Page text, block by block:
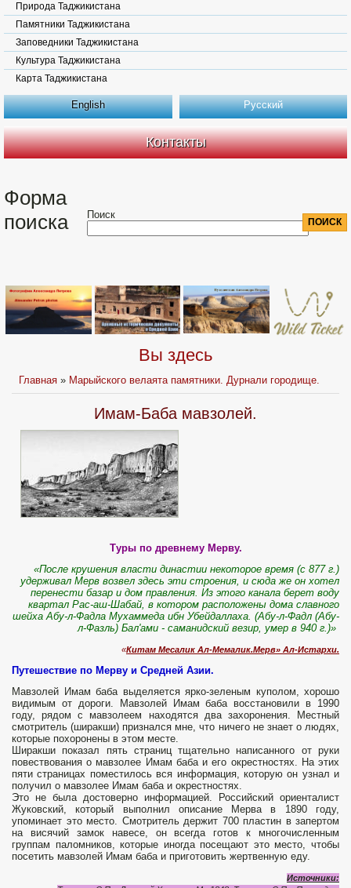
Природа Таджикистана
Памятники Таджикистана
Заповедники Таджикистана
Культура Таджикистана
Карта Таджикистана
English Русский
Контакты
Форма
поиска
Поиск
Вы здесь
Главная » Марыйского велаята памятники. Дурнали городище.
Имам-Баба мавзолей.
Туры по древнему Мерву.
«После крушения власти династии некоторое время (с 877 г.)
удерживал Мерв возвел здесь эти строения, и сюда же он хотел
перенести базар и дом правления. Из этого канала берет воду
квартал Рас-аш-Шабай, в котором расположены дома славного
шейха Абу-л-Фадла Мухаммеда ибн Убейдаллаха. (Абу-л-Фадл (Абу-
л-Фазль) Бал'ами - саманидский везир, умер в 940 г.)»
«Китам Месалик Ал-Мемалик.Мерв» Ал-Истархи.
Путешествие по Мерву и Средней Азии.
Мавзолей Имам баба выделяется ярко-зеленым куполом, хорошо
видимым от дороги. Мавзолей Имам баба восстановили в 1990
году, рядом с мавзолеем находятся два захоронения. Местный
смотритель (ширакши) признался мне, что ничего не знает о людях,
которые похоронены в этом месте.
Ширакши показал пять страниц тщательно написанного от руки
повествования о мавзолее Имам баба и его окрестностях. На этих
пяти страницах поместилось вся информация, которую он узнал и
получил о мавзолее Имам баба и окрестностях.
Это не была достоверно информацией. Российский ориенталист
Жуковский, который выполнил описание Мерва в 1890 году,
упоминает это место. Смотритель держит 700 пластин в запертом
на висячий замок навесе, он всегда готов к многочисленным
группам паломников, которые иногда посещают это место, чтобы
посетить мавзолей Имам баба и приготовить жертвенную еду.
Источники: